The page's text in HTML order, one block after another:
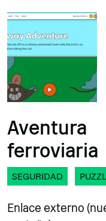
Aventura
ferroviaria
SEGURIDAD
Enlace externo